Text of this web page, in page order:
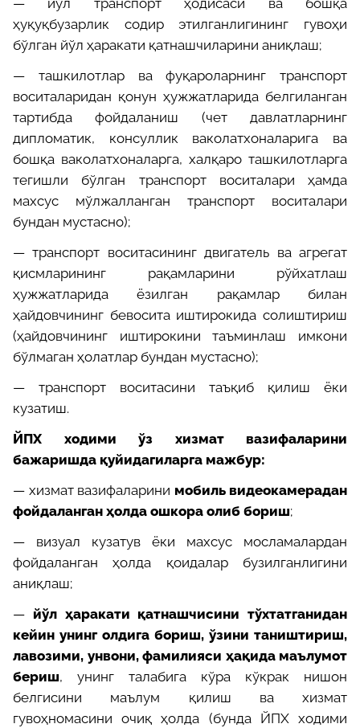
— йўл транспорт ҳодисаси ва бошқа
ҳуқуқбузарлик содир этилганлигининг гувоҳи
бўлган йўл ҳаракати қатнашчиларини аниқлаш;
— ташкилотлар ва фуқароларнинг транспорт
воситаларидан қонун ҳужжатларида белгиланган
тартибда фойдаланиш (чет давлатларнинг
дипломатик, консуллик ваколатхоналарига ва
бошқа ваколатхоналарга, халқаро ташкилотларга
тегишли бўлган транспорт воситалари ҳамда
махсус мўлжалланган транспорт воситалари
бундан мустасно);
—транспорт воситасининг двигатель ва агрегат
қисмларининг рақамларини рўйхатлаш
ҳужжатларида ёзилган рақамлар билан
ҳайдовчининг бевосита иштирокида солиштириш
(ҳайдовчининг иштирокини таъминлаш имкони
бўлмаган ҳолатлар бундан мустасно);
— транспорт воситасини таъқиб қилиш ёки
кузатиш.
ЙПХ ходими ўз хизмат вазифаларини
бажаришда қуйидагиларга мажбур:
— хизмат вазифаларини мобиль видеокамерадан
фойдаланган ҳолда ошкора олиб бориш;
— визуал кузатув ёки махсус мосламалардан
фойдаланган ҳолда қоидалар бузилганлигини
аниқлаш;
— йўл ҳаракати қатнашчисини тўхтатганидан
кейин унинг олдига бориш, ўзини таништириш,
лавозими, унвони, фамилияси ҳақида маълумот
бериш, унинг талабига кўра кўкрак нишон
белгисини маълум қилиш ва хизмат
гувоҳномасини очиқ ҳолда (бунда ЙПХ ходими